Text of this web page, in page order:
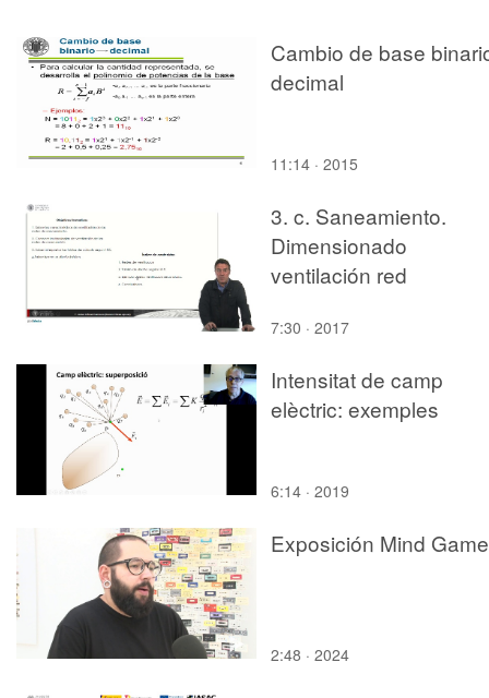
Cambio de base
decimal
11:14 · 2015
3. c. Saneamiento.
Dimensionado
ventilación red
7:30 · 2017
Intensitat de camp
elèctric: exemples
6:14 · 2019
Exposición Mind
2:48 · 2024